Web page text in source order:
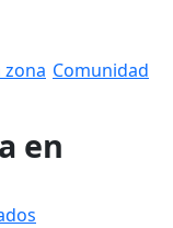
Comunidad
en